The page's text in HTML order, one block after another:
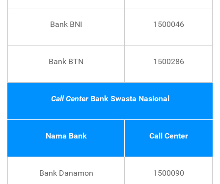
Bank BNI 1500046
Bank BTN 1500286
Call Center Bank Swasta Nasional
Nama Bank Call Center
Bank Danamon 1500090